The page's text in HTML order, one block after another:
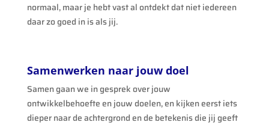
normaal, maar je hebt vast al ontdekt dat niet iedereen
daar zo goed in is als jij.
Samenwerken naar jouw doel
Samen gaan we in gesprek over jouw
ontwikkelbehoefte en jouw doelen, en kijken eerst iets
dieper naar de achtergrond en de betekenis die jij geeft